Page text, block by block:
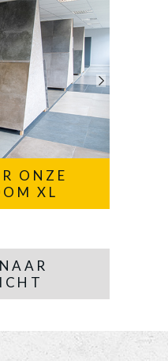
ONZE
XL